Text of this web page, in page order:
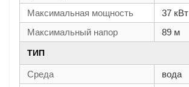
Максимальная мощность
37 кВт
Максимальный напор
89 м
ТИП
Среда
вода